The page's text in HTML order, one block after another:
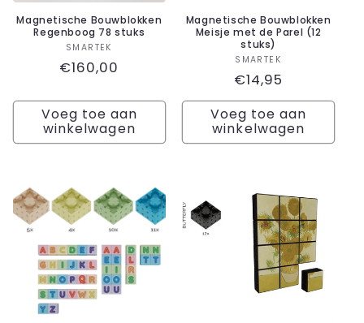
Magnetische Bouwblokken
Regenboog 78 stuks
Verkoper:
SMARTEK
Normale
€160,00
Voeg toe aan
winkelwagen
Magnetische Bouwblokken
Meisje met de Parel (12
stuks)
Verkoper:
SMARTEK
Normale
prijs
€14,95
Voeg toe aan
winkelwagen